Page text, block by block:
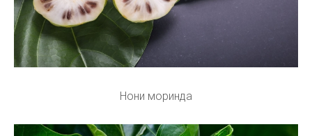
Нони моринда